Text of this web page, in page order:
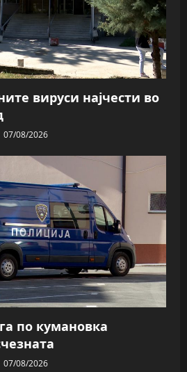
вируси најчести во
07/08/2026
пo кумановка
07/08/2026